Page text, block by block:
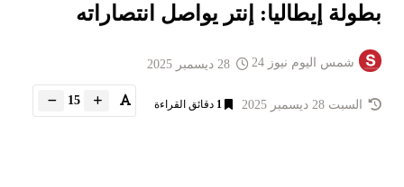
بطولة إيطاليا: إنتر يواصل انتصاراته
شمس اليوم نيوز 24
السبت 28 ديسمبر 2025 1 دقائق القراءة 15